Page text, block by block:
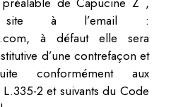
site à l’email :
à défaut elle sera
d’une contrefaçon et
conformément aux
2 et suivants du Code